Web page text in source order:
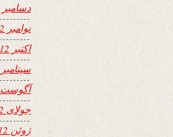
دسامبر 2012
نوامبر 2012
اکتبر 2012
سپتامبر 2012
آگوست 2012
جولای 2012
ژوئن 2012